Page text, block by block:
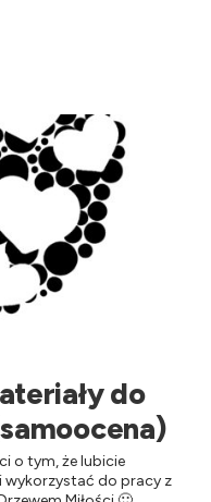
do
o tym, że lubicie
wykorzystać do pracy z